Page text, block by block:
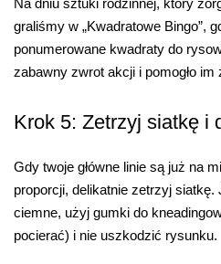
graliśmy w „Kwadratowe Bingo”,
ponumerowane kwadraty do
zabawny zwrot akcji i pomogło
Krok 5: Zetrzyj siatkę i
Gdy twoje główne linie są już na
proporcji, delikatnie zetrzyj siatkę.
ciemne, użyj gumki do
pocierać) i nie uszkodzić rysunku.